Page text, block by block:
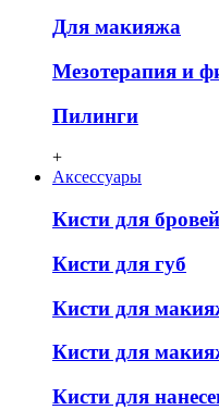
Для макияжа
Мезотерапия и
Пилинги
+
Аксессуары
Кисти для бровей
Кисти для губ
Кисти для
Кисти для
Кисти для